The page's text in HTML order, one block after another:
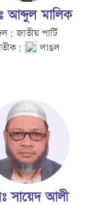
আব্দুল মালিক
জাতীয় পার্টি
লাঙল
সায়েদ আলী